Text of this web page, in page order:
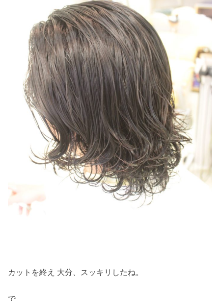
カットを終え 大分、スッキリしたね。
で